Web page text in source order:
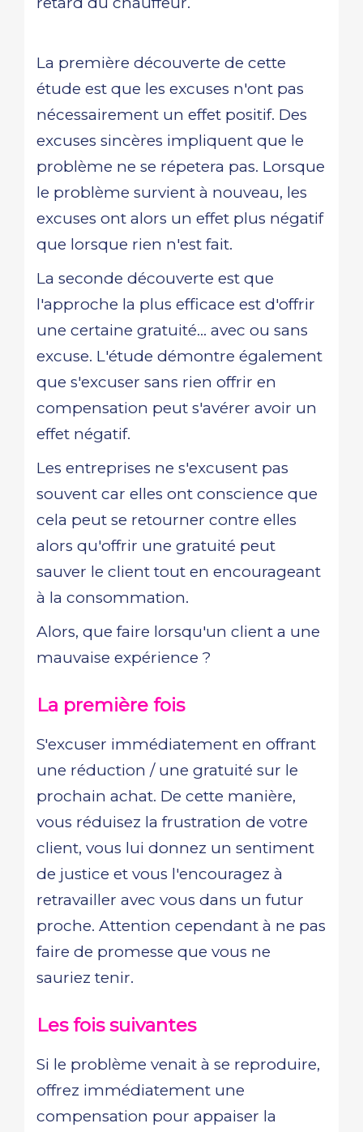
La première découverte de cette
étude est que les excuses n'ont pas
nécessairement un effet positif. Des
excuses sincères impliquent que le
problème ne se répetera pas. Lorsque
le problème survient à nouveau, les
excuses ont alors un effet plus négatif
que lorsque rien n'est fait.
La seconde découverte est que
l'approche la plus efficace est d'offrir
une certaine gratuité... avec ou sans
excuse. L'étude démontre également
que s'excuser sans rien offrir en
compensation peut s'avérer avoir un
effet négatif.
Les entreprises ne s'excusent pas
souvent car elles ont conscience que
cela peut se retourner contre elles
alors qu'offrir une gratuité peut
sauver le client tout en encourageant
à la consommation.
Alors, que faire lorsqu'un client a une
mauvaise expérience ?
La première fois
S'excuser immédiatement en offrant
une réduction / une gratuité sur le
prochain achat. De cette manière,
vous réduisez la frustration de votre
client, vous lui donnez un sentiment
de justice et vous l'encouragez à
retravailler avec vous dans un futur
proche. Attention cependant à ne pas
faire de promesse que vous ne
sauriez tenir.
Les fois suivantes
Si le problème venait à se reproduire,
offrez immédiatement une
compensation pour appaiser la